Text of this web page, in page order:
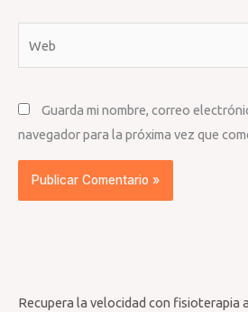
Guarda mi nombre, correo
navegador para la próxima vez que
Recupera la velocidad con fisioterapia